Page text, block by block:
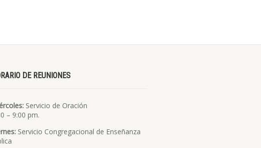
DE REUNIONES
Servicio de Oración
– 9:00 pm.
Servicio Congregacional de Enseñanza